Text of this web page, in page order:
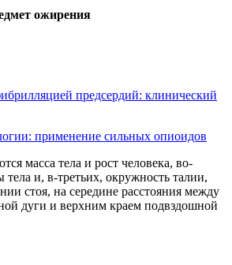
ожирения
предсердий: клинический
применение сильных опиоидов
масса тела и рост человека, во-
и, в-третьих, окружность талии,
стоя, на середине расстояния между
дуги и верхним краем подвздошной